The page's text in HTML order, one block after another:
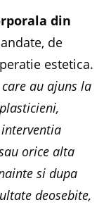
din
de
estetica.
au ajuns la
orice alta
si dupa
deosebite,